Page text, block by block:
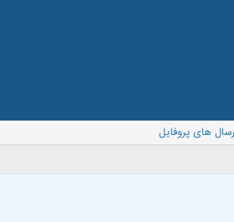
های پروفایل